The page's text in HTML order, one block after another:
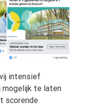
intensief
mogelijk te laten
scorende